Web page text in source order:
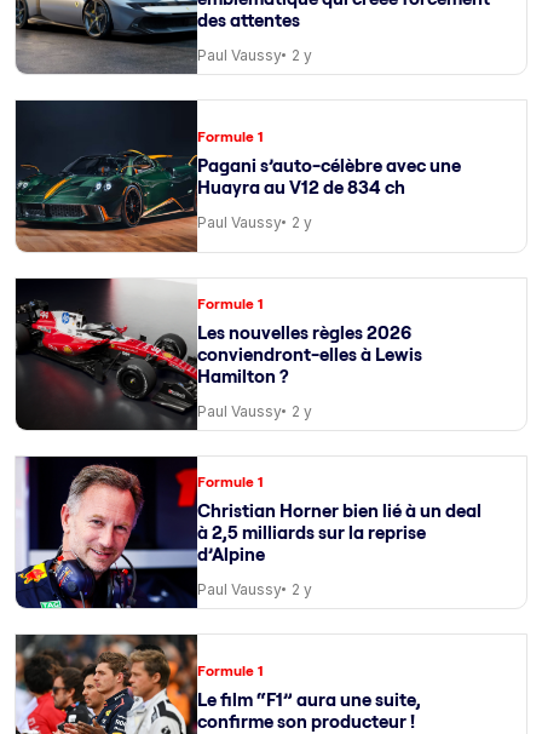
des attentes
Paul Vaussy 2 y
Formule 1
Pagani s’auto-célèbre avec une
Huayra au V12 de 834 ch
Paul Vaussy 2 y
Formule 1
Les nouvelles règles 2026
conviendront-elles à Lewis
Hamilton ?
Paul Vaussy 2 y
Formule 1
Christian Horner bien lié à un deal
à 2,5 milliards sur la reprise
d’Alpine
Paul Vaussy 2 y
Formule 1
Le film “F1” aura une suite,
confirme son producteur !